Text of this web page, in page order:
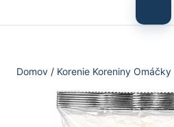
menu
Domov / Korenie Koreniny Omáčky